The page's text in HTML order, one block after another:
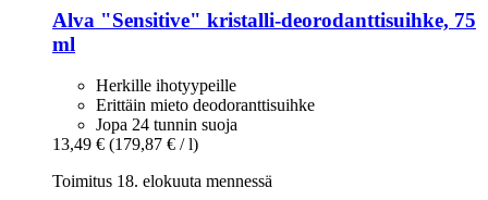
Alva "Sensitive" kristalli-​deorodanttisuihke, 75
ml
Herkille ihotyypeille
Erittäin mieto deodoranttisuihke
Jopa 24 tunnin suoja
13,49 € (179,87 € / l)
Toimitus 18. elokuuta mennessä